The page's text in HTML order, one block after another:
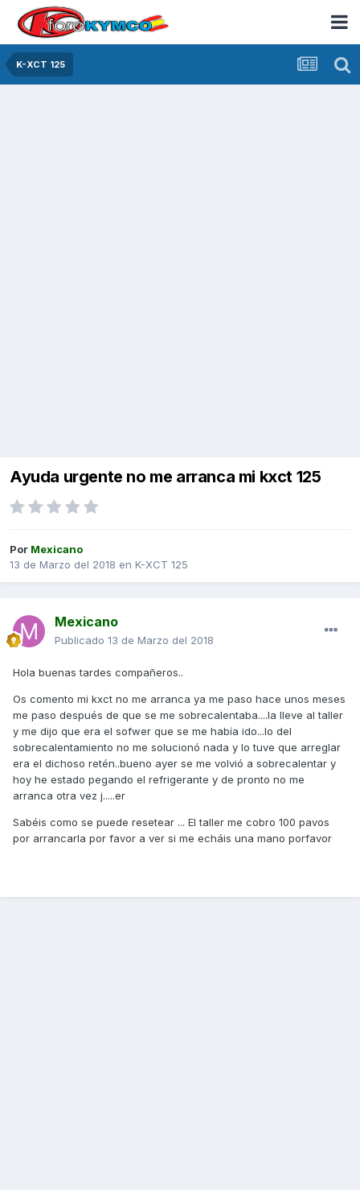
K-XCT 125
Ayuda urgente no me arranca mi kxct 125
Por Mexicano
13 de Marzo del 2018 en K-XCT 125
Mexicano
Publicado 13 de Marzo del 2018
Hola buenas tardes compañeros..
Os comento mi kxct no me arranca ya me paso hace unos meses
me paso después de que se me sobrecalentaba....la lleve al taller
y me dijo que era el sofwer que se me había ido...lo del
sobrecalentamiento no me solucionó nada y lo tuve que arreglar
era el dichoso retén..bueno ayer se me volvió a sobrecalentar y
hoy he estado pegando el refrigerante y de pronto no me
arranca otra vez j.....er
Sabéis como se puede resetear ... El taller me cobro 100 pavos
por arrancarla por favor a ver si me echáis una mano porfavor